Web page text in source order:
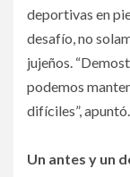
deportivas en
desafío, no
jujeños.
podemos
difíciles”, apuntó.
Un antes y un